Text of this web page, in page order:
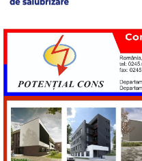
o
p
er k